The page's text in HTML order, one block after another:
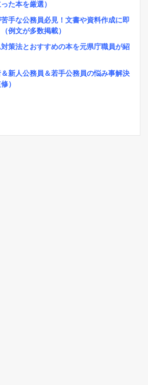
た本を厳選）
手な公務員必見！文書や資料作成に即
例文が多数掲載）
策法とおすすめの本を元県庁職員が紹
＆新人公務員＆若手公務員の悩み事解決
）